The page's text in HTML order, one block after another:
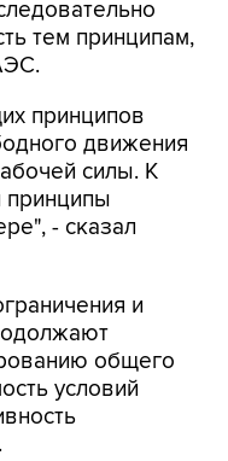
тем принципам,
принципов
движения
силы. К
принципы
- сказал
и
общего
условий